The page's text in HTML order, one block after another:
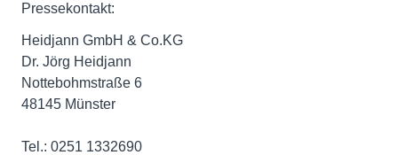
Pressekontakt:
Heidjann GmbH & Co.KG
Dr. Jörg Heidjann
Nottebohmstraße 6
48145 Münster
Tel.: 0251 1332690